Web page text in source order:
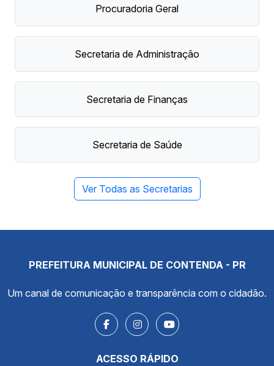
Procuradoria Geral
Secretaria de Administração
Secretaria de Finanças
Secretaria de Saúde
Ver Todas as Secretarias
PREFEITURA MUNICIPAL DE CONTENDA - PR
Um canal de comunicação e transparência com o cidadão.
ACESSO RÁPIDO